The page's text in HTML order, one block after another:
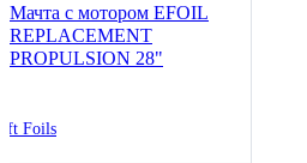
Мачта с мотором EFOIL
REPLACEMENT
PROPULSION 28"
Foils